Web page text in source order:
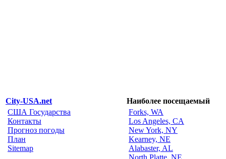
City-USA.net
Наиболее посещаемый
США Государства
Контакты
Прогноз погоды
План
Sitemap
Forks, WA
Los Angeles, CA
New York, NY
Kearney, NE
Alabaster, AL